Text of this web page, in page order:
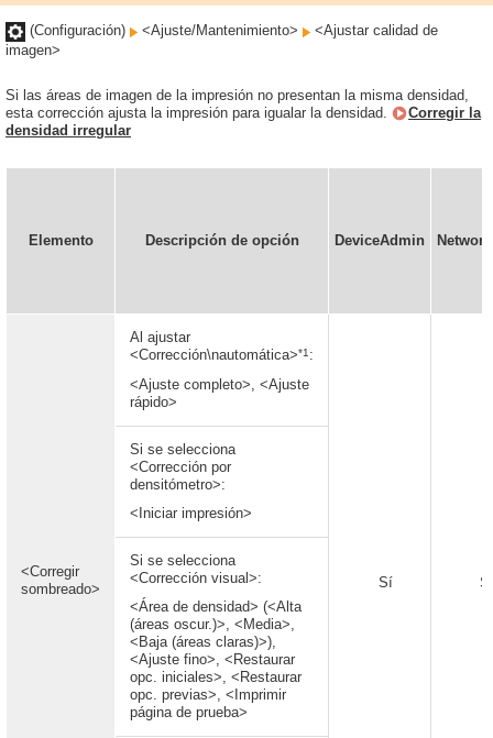
(Configuración) <Ajuste/Mantenimiento>
<Ajustar calidad de
imagen>
Si las áreas de imagen de la impresión no presentan la misma densidad,
esta corrección ajusta la impresión para igualar la densidad.
Corregir la
densidad irregular
Elemento Descripción de opción DeviceAdmin
<Corregir
sombreado>
Al ajustar
<Corrección\nautomática>*1 :
<Ajuste completo>, <Ajuste
rápido>
Sí Sí
Si se selecciona
<Corrección por
densitómetro>:
<Iniciar impresión>
Si se selecciona
<Corrección visual>:
<Área de densidad> (<Alta
(áreas oscur.)>, <Media>,
<Baja (áreas claras)>),
<Ajuste fino>, <Restaurar
opc. iniciales>, <Restaurar
opc. previas>, <Imprimir
página de prueba>